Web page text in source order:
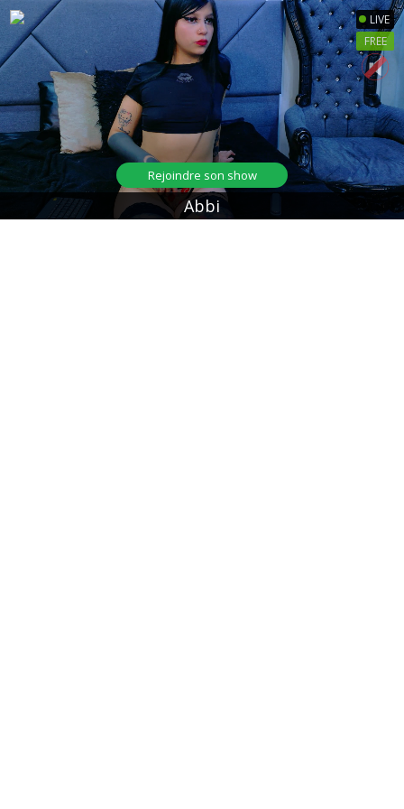
LIVE
FREE
Abbi
Rejoindre son show